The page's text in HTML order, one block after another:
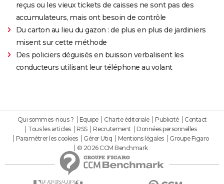
reçus ou les vieux tickets de caisses ne sont pas des
accumulateurs, mais ont besoin de contrôle
Du carton au lieu du gazon : de plus en plus de jardiniers
misent sur cette méthode
Des policiers déguisés en buisson verbalisent les
conducteurs utilisant leur téléphone au volant
Qui sommes-nous ? Equipe Charte éditoriale Publicité
Contact
Tous les articles
RSS Recrutement
Données personnelles
Paramétrer les cookies
Gérer Utiq Mentions légales
Groupe Figaro
© 2026 CCM Benchmark